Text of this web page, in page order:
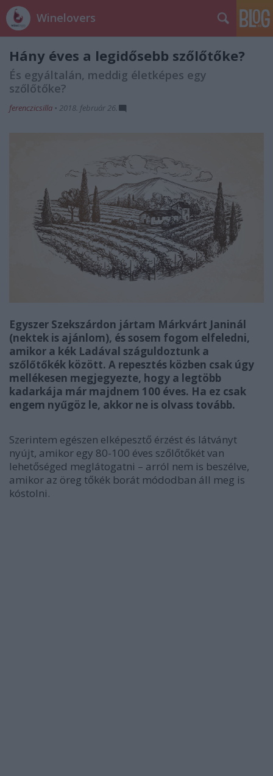
Winelovers
Hány éves a legidősebb szőlőtőke?
És egyáltalán, meddig életképes egy
szőlőtőke?
ferenczicsilla • 2018. február 26.
Egyszer Szekszárdon jártam Márkvárt Janinál
(nektek is ajánlom), és sosem fogom elfeledni,
amikor a kék Ladával száguldoztunk a
szőlőtőkék között. A repesztés közben csak úgy
mellékesen megjegyezte, hogy a legtöbb
kadarkája már majdnem 100 éves. Ha ez csak
engem nyűgöz le, akkor ne is olvass tovább.
Szerintem egészen elképesztő érzést és látványt
nyújt, amikor egy 80-100 éves szőlőtőkét van
lehetőséged meglátogatni – arról nem is beszélve,
amikor az öreg tőkék borát módodban áll meg is
kóstolni.